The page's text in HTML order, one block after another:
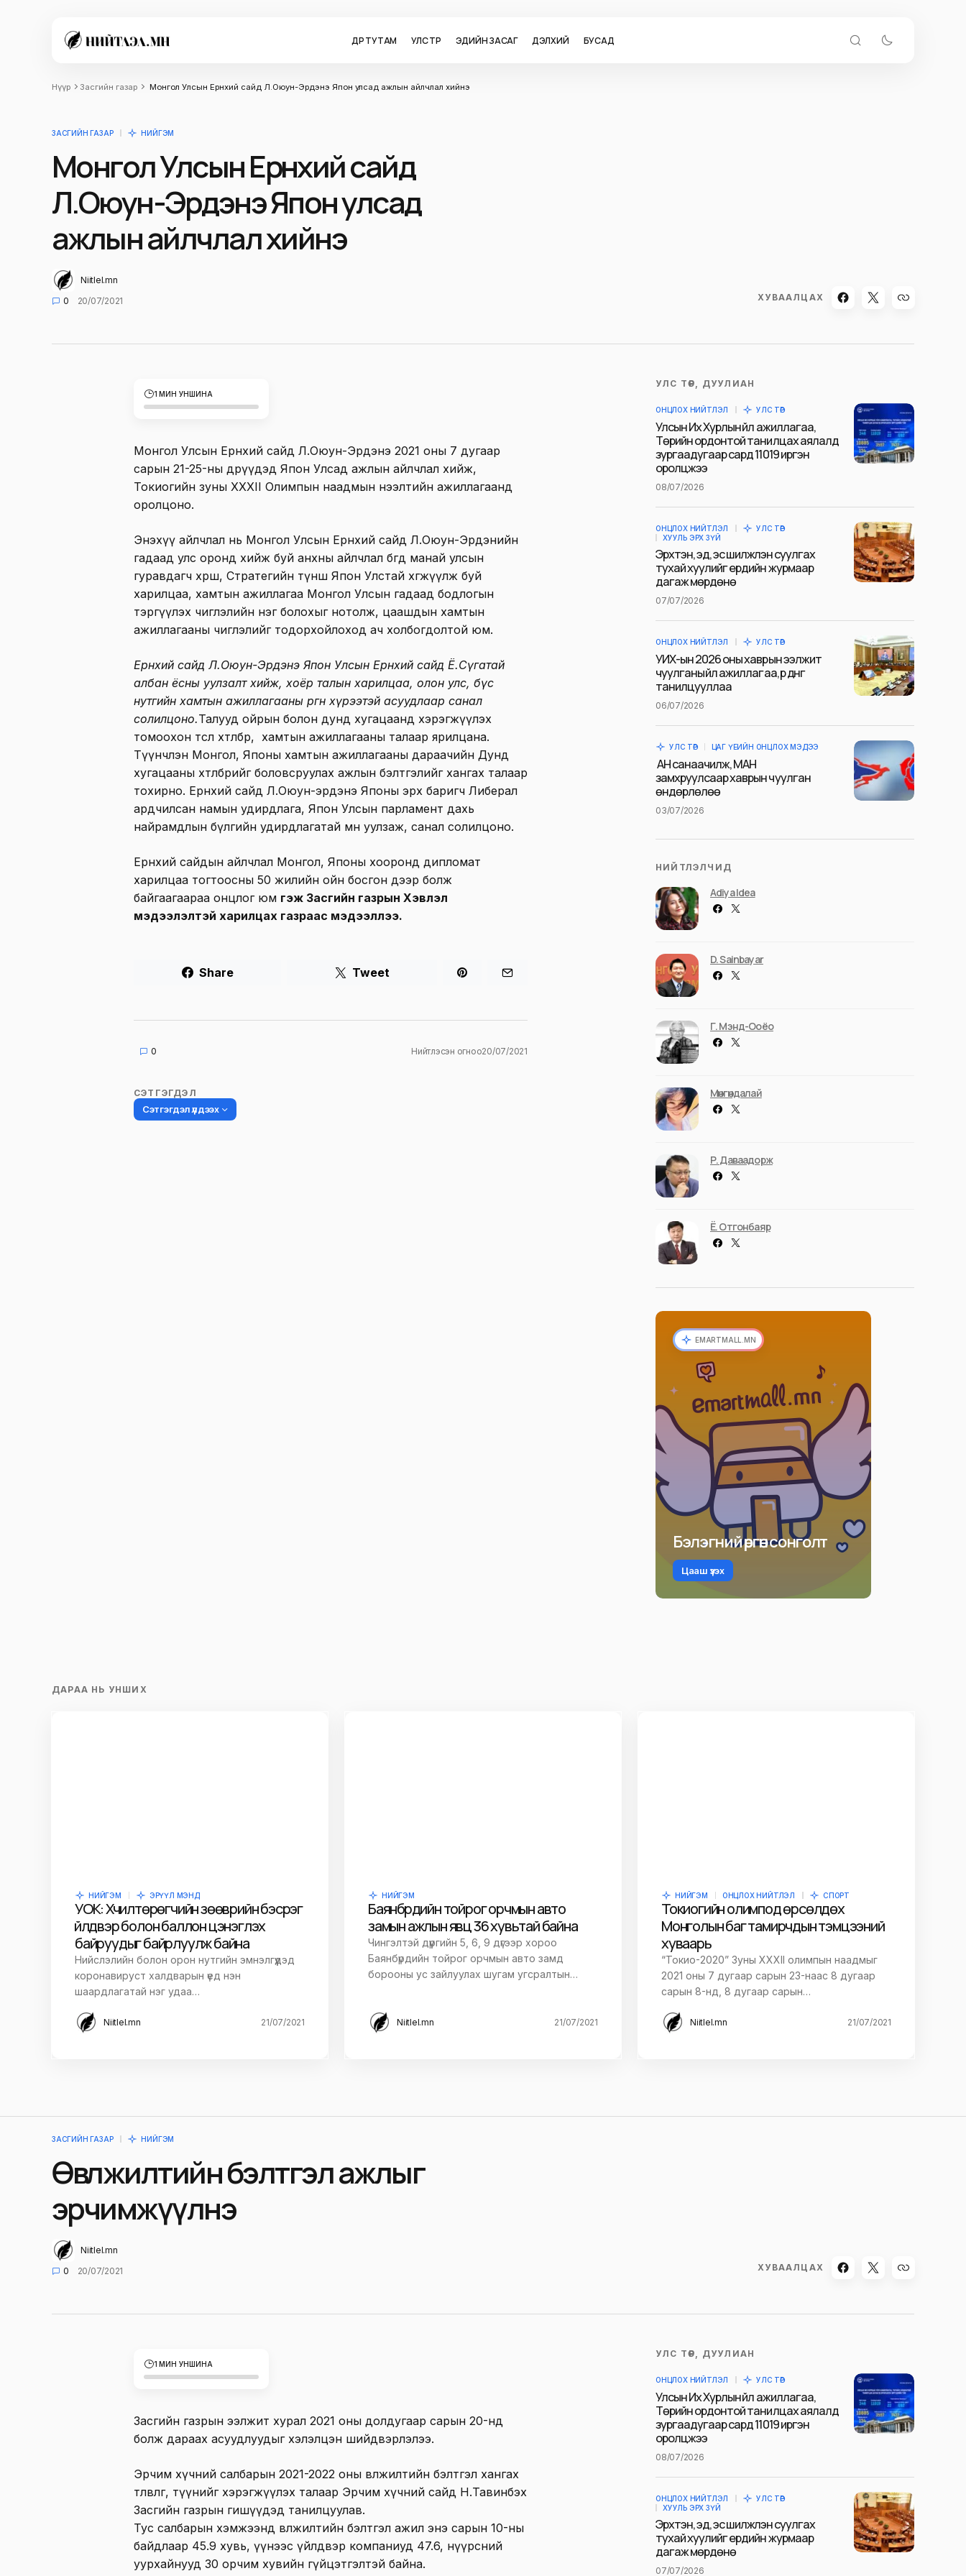
ӨДӨР ТУТАМ УЛС ТӨР ЭДИЙН ЗАСАГ ДЭЛХИЙ БУСАД
Нүүр Засгийн газар Монгол Улсын Ерөнхий сайд Л.Оюун-Эрдэнэ Япон улсад ажлын айлчлал хийнэ
ЗАСГИЙН ГАЗАР НИЙГЭМ
Монгол Улсын Ерөнхий сайд
Л.Оюун-Эрдэнэ Япон улсад
ажлын айлчлал хийнэ
Niitlel.mn
0
20/07/2021 ХУВААЛЦАХ
1 МИН УНШИНА
Монгол Улсын Ерөнхий сайд Л.Оюун-Эрдэнэ 2021 оны 7 дугаар
сарын 21-25-ны өдрүүдэд Япон Улсад ажлын айлчлал хийж,
Токиогийн зуны XXXII Олимпын наадмын нээлтийн ажиллагаанд
оролцоно.
Энэхүү айлчлал нь Монгол Улсын Ерөнхий сайд Л.Оюун-Эрдэнийн
гадаад улс оронд хийж буй анхны айлчлал бөгөөд манай улсын
гуравдагч хөрш, Стратегийн түнш Япон Улстай хөгжүүлж буй
харилцаа, хамтын ажиллагаа Монгол Улсын гадаад бодлогын
тэргүүлэх чиглэлийн нэг болохыг нотолж, цаашдын хамтын
ажиллагааны чиглэлийг тодорхойлоход ач холбогдолтой юм.
Ерөнхий сайд Л.Оюун-Эрдэнэ Япон Улсын Ерөнхий сайд Ё.Сүгатай
албан ёсны уулзалт хийж, хоёр талын харилцаа, олон улс, бүс
нутгийн хамтын ажиллагааны өргөн хүрээтэй асуудлаар санал
солилцоно.Талууд ойрын болон дунд хугацаанд хэрэгжүүлэх
томоохон төсөл хөтөлбөр, хамтын ажиллагааны талаар ярилцана.
Түүнчлэн Монгол, Японы хамтын ажиллагааны дараачийн Дунд
хугацааны хөтөлбөрийг боловсруулах ажлын бэлтгэлийг хангах талаар
тохирно. Ерөнхий сайд Л.Оюун-эрдэнэ Японы эрх баригч Либерал
ардчилсан намын удирдлага, Япон Улсын парламент дахь
найрамдлын бүлгийн удирдлагатай мөн уулзаж, санал солилцоно.
Ерөнхий сайдын айлчлал Монгол, Японы хооронд дипломат
харилцаа тогтоосны 50 жилийн ойн босгон дээр болж
байгаагаараа онцлог юм гэж Засгийн газрын Хэвлэл
мэдээлэлтэй харилцах газраас мэдээллээ.
Share Tweet
0 Нийтлэсэн огноо20/07/2021
СЭТГЭГДЭЛ
Сэтгэгдэл үлдээх
УЛС ТӨР, ДУУЛИАН
ОНЦЛОХ НИЙТЛЭЛ УЛС ТӨР
Улсын Их Хурлын үйл ажиллагаа,
Төрийн ордонтой танилцах аялалд
зургаадугаар сард 11019 иргэн
оролцжээ
08/07/2026
ОНЦЛОХ НИЙТЛЭЛ
УЛС ТӨР
ХУУЛЬ ЭРХ ЗҮЙ
Эрхтэн, эд, эс шилжүүлэн суулгах
тухай хуулийг ердийн журмаар
дагаж мөрдөнө
07/07/2026
ОНЦЛОХ НИЙТЛЭЛ УЛС ТӨР
УИХ-ын 2026 оны хаврын ээлжит
чуулганы үйл ажиллагаа, үр дүнг
танилцууллаа
06/07/2026
УЛС ТӨР ЦАГ ҮЕИЙН ОНЦЛОХ МЭДЭЭ
АН санаачилж, МАН
замхруулсаар хаврын чуулган
өндөрлөлөө
03/07/2026
НИЙТЛЭЛЧИД
Adiya Idea
D. Sainbayar
Г. Мэнд-Ооёо
Мөнгөндалай
Р. Даваадорж
Ё. Отгонбаяр
EMARTMALL.MN
Бэлэгний өргөн сонголт
Цааш үзэх
ДАРАА НЬ УНШИХ
НИЙГЭМ ЭРҮҮЛ МЭНД
УОК: Хүчилтөрөгчийн зөөврийн бэсрэг
үйлдвэр болон баллон цэнэглэх
байруудыг байрлуулж байна
Нийслэлийн болон орон нутгийн эмнэлгүүдэд
коронавируст халдварын үед нэн
шаардлагатай нэг удаа…
Niitlel.mn 21/07/2021
НИЙГЭМ
Баянбүрдийн тойрог орчмын авто
замын ажлын явц 36 хувьтай байна
Чингэлтэй дүүргийн 5, 6, 9 дүгээр хороо
Баянбүрдийн тойрог орчмын авто замд
борооны ус зайлуулах шугам угсралтын…
Niitlel.mn 21/07/2021
НИЙГЭМ ОНЦЛОХ НИЙТЛЭЛ СПОРТ
Токиогийн олимпод өрсөлдөх
Монголын баг тамирчдын тэмцээний
хуваарь
“Токио-2020” Зуны XXXII олимпын наадмыг
2021 оны 7 дугаар сарын 23-наас 8 дугаар
сарын 8-нд, 8 дугаар сарын…
Niitlel.mn 21/07/2021
ЗАСГИЙН ГАЗАР НИЙГЭМ
Өвөлжилтийн бэлтгэл ажлыг
эрчимжүүлнэ
Niitlel.mn
0
20/07/2021 ХУВААЛЦАХ
1 МИН УНШИНА
Засгийн газрын ээлжит хурал 2021 оны долдугаар сарын 20-нд
болж дараах асуудлуудыг хэлэлцэн шийдвэрлэлээ.
Эрчим хүчний салбарын 2021-2022 оны өвөлжилтийн бэлтгэл хангах
төлөвлөгөө, түүнийг хэрэгжүүлэх талаар Эрчим хүчний сайд Н.Тавинбэх
Засгийн газрын гишүүдэд танилцуулав.
Тус салбарын хэмжээнд өвөлжилтийн бэлтгэл ажил энэ сарын 10-ны
байдлаар 45.9 хувь, үүнээс үйлдвэр компаниуд 47.6, нүүрсний
уурхайнууд 30 орчим хувийн гүйцэтгэлтэй байна.
УЛС ТӨР, ДУУЛИАН
ОНЦЛОХ НИЙТЛЭЛ УЛС ТӨР
Улсын Их Хурлын үйл ажиллагаа,
Төрийн ордонтой танилцах аялалд
зургаадугаар сард 11019 иргэн
оролцжээ
08/07/2026
ОНЦЛОХ НИЙТЛЭЛ
УЛС ТӨР
ХУУЛЬ ЭРХ ЗҮЙ
Эрхтэн, эд, эс шилжүүлэн суулгах
тухай хуулийг ердийн журмаар
дагаж мөрдөнө
07/07/2026